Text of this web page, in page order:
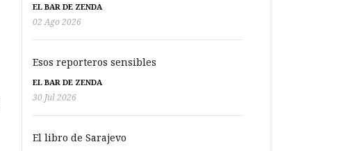
EL BAR DE ZENDA
02 Ago 2026
Esos reporteros sensibles
EL BAR DE ZENDA
30 Jul 2026
El libro de Sarajevo